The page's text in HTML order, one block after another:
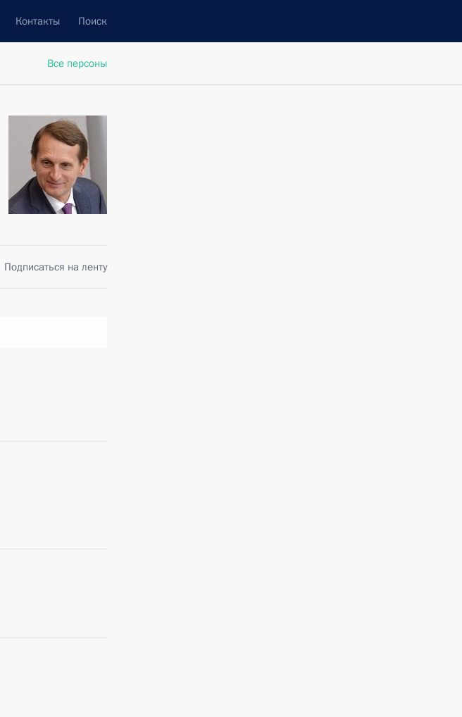
Контакты Поиск
Все персоны
Подписаться на ленту